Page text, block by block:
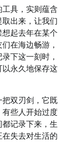
具，实则蕴含
出来，让我们
起去年在某个
在海边畅游，
下这一刻时，
永久地保存这
双刃剑，它既
些人开始过度
记录下来，生
失去对生活的